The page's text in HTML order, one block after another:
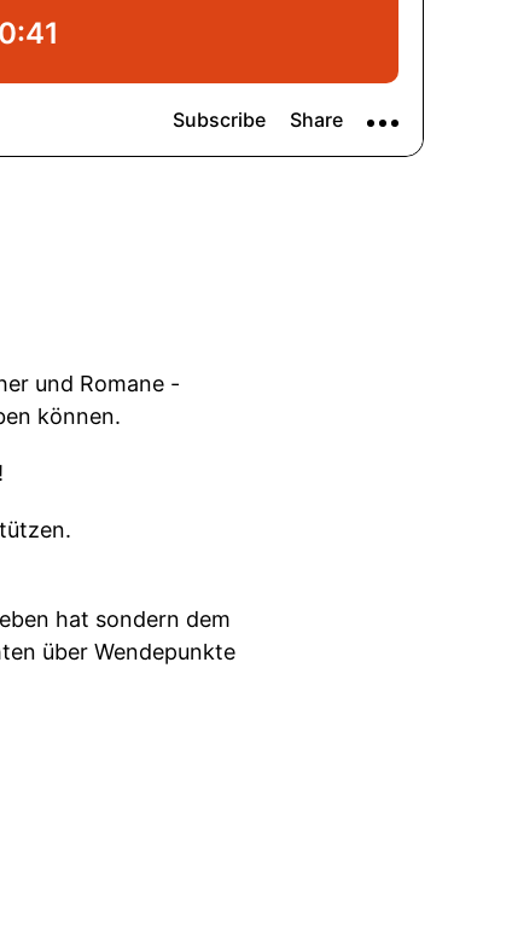
und Romane -
können.
hat sondern dem
über Wendepunkte